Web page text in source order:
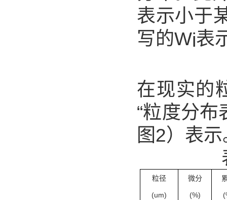
表示小于
写的Wi表
在现实的
“粒度分
图2）表
粒径
(um)
微分
(%)